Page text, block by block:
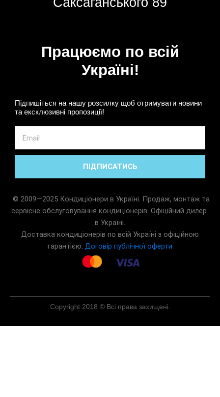
Працюємо по всій
Україні!
Підпишіться на нашу розсилку щоб отримувати новини
та ексклюзивні пропозиції!
ПІДПИСАТИСЬ
© 2009—2025 Кондиціонери в Україні. Продаж, монтаж та
сервісне обслуговування кондиціонерів. Офіційний дилер
в Україні.
Доставка кондиціонерів по всій Україні з офіційною
гарантією. Договір публічної оферти
Copyright 2018 © Всі права захищені.